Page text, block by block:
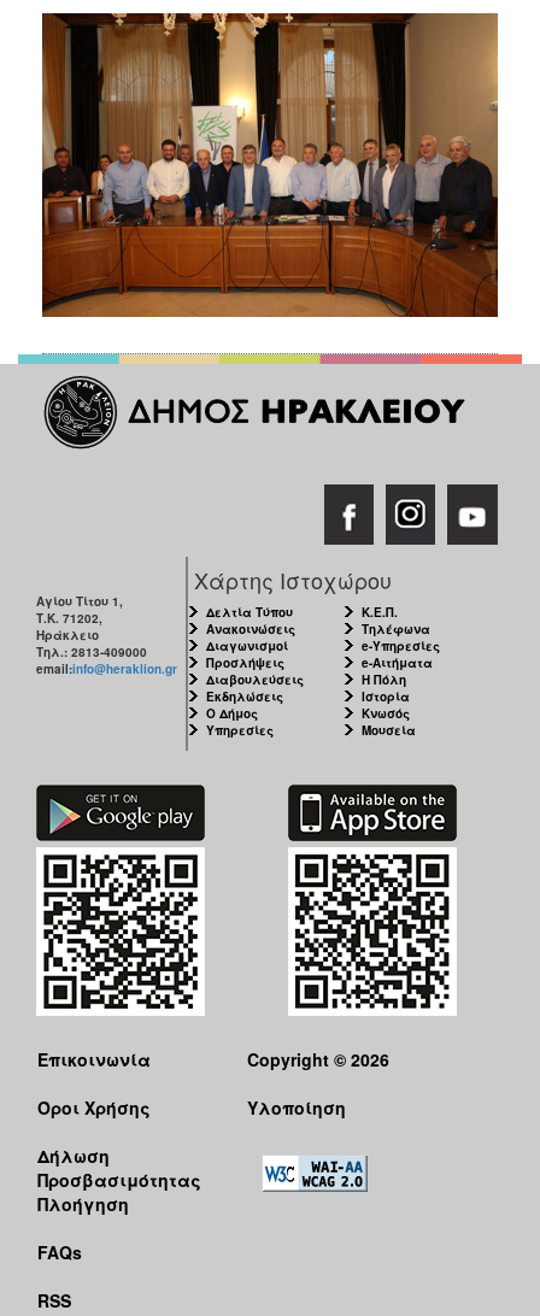
Αγίου Τίτου 1,
Τ.Κ. 71202,
Ηράκλειο
Τηλ.: 2813-409000
email:info@heraklion.gr
Χάρτης Ιστοχώρου
Δελτία Τύπου
Ανακοινώσεις
Διαγωνισμοί
Προσλήψεις
Διαβουλεύσεις
Εκδηλώσεις
Ο Δήμος
Υπηρεσίες
Κ.Ε.Π.
Τηλέφωνα
e-Υπηρεσίες
e-Αιτήματα
Η Πόλη
Ιστορία
Κνωσός
Μουσεία
Επικοινωνία
Όροι Χρήσης
Δήλωση
Προσβασιμότητας
Πλοήγηση
FAQs
RSS
Copyright © 2026
Υλοποίηση